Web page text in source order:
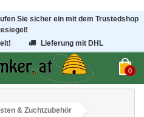
Sie sicher ein mit dem Trustedshop
Lieferung mit DHL
0
& Zuchtzubehör